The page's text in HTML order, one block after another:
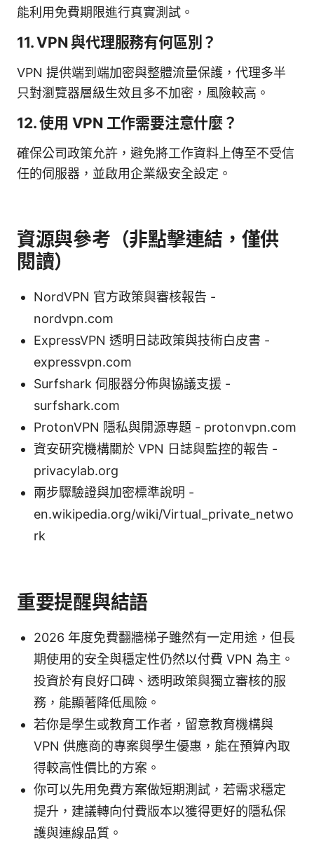
能利用免費期限進行真實測試。
11. VPN 與代理服務有何區別？
VPN 提供端到端加密與整體流量保護，代理多半
只對瀏覽器層級生效且多不加密，風險較高。
12. 使用 VPN 工作需要注意什麼？
確保公司政策允許，避免將工作資料上傳至不受信
任的伺服器，並啟用企業級安全設定。
資源與參考（非點擊連結，僅供
閱讀）
NordVPN 官方政策與審核報告 -
nordvpn.com
ExpressVPN 透明日誌政策與技術白皮書 -
expressvpn.com
Surfshark 伺服器分佈與協議支援 -
surfshark.com
ProtonVPN 隱私與開源專題 - protonvpn.com
資安研究機構關於 VPN 日誌與監控的報告 -
privacylab.org
兩步驟驗證與加密標準說明 -
en.wikipedia.org/wiki/Virtual_private_netwo
rk
重要提醒與結語
2026 年度免費翻牆梯子雖然有一定用途，但長
期使用的安全與穩定性仍然以付費 VPN 為主。
投資於有良好口碑、透明政策與獨立審核的服
務，能顯著降低風險。
若你是學生或教育工作者，留意教育機構與
VPN 供應商的專案與學生優惠，能在預算內取
得較高性價比的方案。
你可以先用免費方案做短期測試，若需求穩定
提升，建議轉向付費版本以獲得更好的隱私保
護與連線品質。